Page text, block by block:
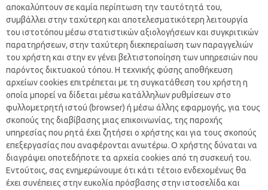
αποκαλύπτουν σε καμία περίπτωση την ταυτότητά του,
συμβάλλει στην ταχύτερη και αποτελεσματικότερη λειτουργία
του ιστοτόπου μέσω στατιστικών αξιολογήσεων και συγκριτικών
παρατηρήσεων, στην ταχύτερη διεκπεραίωση των παραγγελιών
του χρήστη και στην εν γένει βελτιστοποίηση των υπηρεσιών που
παρόντος δικτυακού τόπου. Η τεχνικής φύσης αποθήκευση
αρχείων cookies επιτρέπεται με τη συγκατάθεση του χρήστη η
οποία μπορεί να δίδεται μέσω κατάλληλων ρυθμίσεων στο
φυλλομετρητή ιστού (browser) ή μέσω άλλης εφαρμογής, για τους
σκοπούς της διαβίβασης μιας επικοινωνίας, της παροχής
υπηρεσίας που ρητά έχει ζητήσει ο χρήστης και για τους σκοπούς
επεξεργασίας που αναφέρονται ανωτέρω. Ο χρήστης δύναται να
διαγράψει οποτεδήποτε τα αρχεία cookies από τη συσκευή του.
Εντούτοις, σας ενημερώνουμε ότι κάτι τέτοιο ενδεχομένως θα
έχει συνέπειες στην ευκολία πρόσβασης στην ιστοσελίδα και